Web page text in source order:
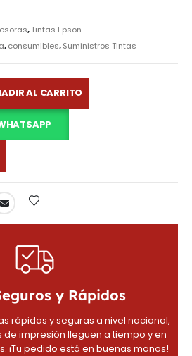
,Tintas Epson
,consumibles,Suministros Tintas
AL CARRITO
y Rápidos
rápidas y seguras a nivel nacional,
de impresión lleguen a tiempo y en
¡Tu pedido está en buenas manos!